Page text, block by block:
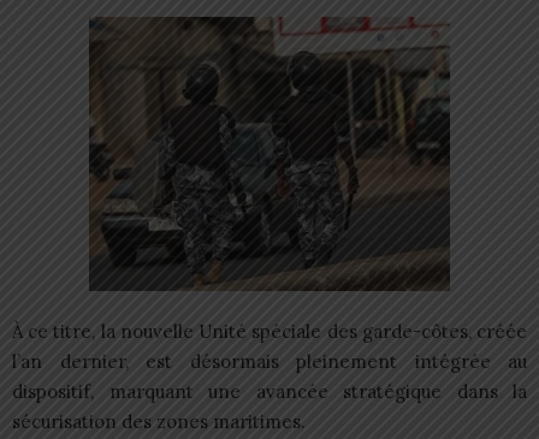
À ce titre, la nouvelle Unité spéciale des garde-côtes, créée
l’an dernier, est désormais pleinement intégrée au
dispositif, marquant une avancée stratégique dans la
sécurisation des zones maritimes.